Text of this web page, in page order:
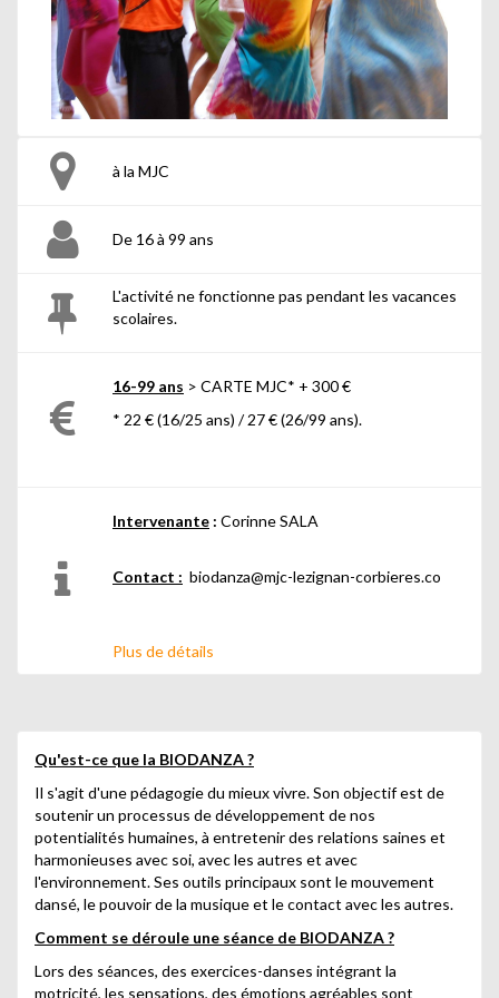
à la MJC
De 16 à 99 ans
L'activité ne fonctionne pas pendant les vacances
scolaires.
16-99 ans > CARTE MJC* + 300 €
* 22 € (16/25 ans) / 27 € (26/99 ans).
Intervenante : Corinne SALA
Contact : biodanza@mjc-lezignan-corbieres.co
Plus de détails
Qu'est-ce que la BIODANZA ?
Il s'agit d'une pédagogie du mieux vivre. Son objectif est de
soutenir un processus de développement de nos
potentialités humaines, à entretenir des relations saines et
harmonieuses avec soi, avec les autres et avec
l'environnement. Ses outils principaux sont le mouvement
dansé, le pouvoir de la musique et le contact avec les autres.
Comment se déroule une séance de BIODANZA ?
Lors des séances, des exercices-danses intégrant la
motricité, les sensations, des émotions agréables sont